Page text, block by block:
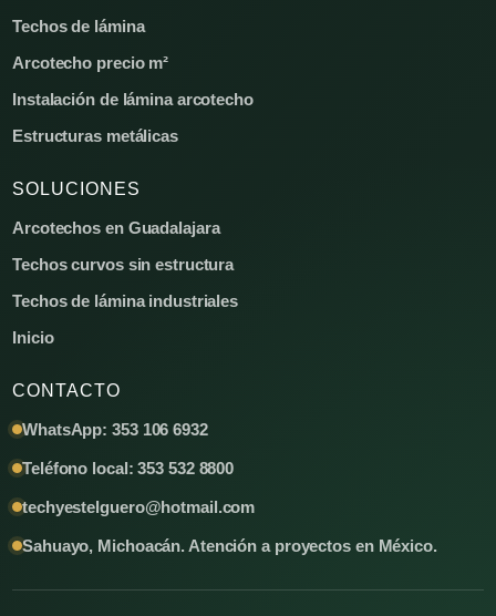
Techos de lámina
Arcotecho precio m²
Instalación de lámina arcotecho
Estructuras metálicas
SOLUCIONES
Arcotechos en Guadalajara
Techos curvos sin estructura
Techos de lámina industriales
Inicio
CONTACTO
WhatsApp: 353 106 6932
Teléfono local: 353 532 8800
techyestelguero@hotmail.com
Sahuayo, Michoacán. Atención a proyectos en México.